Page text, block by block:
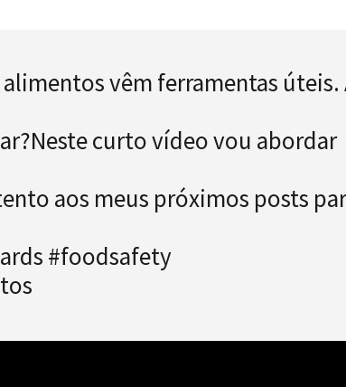
vêm ferramentas úteis.
curto vídeo vou abordar
aos meus próximos posts
#foodsafety